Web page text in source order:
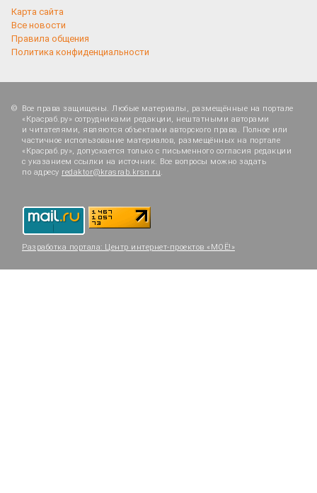
Карта сайта
Все новости
Правила общения
Политика конфиденциальности
Все права защищены. Любые материалы, размещённые на портале
«Красраб.ру» сотрудниками редакции, нештатными авторами
и читателями, являются объектами авторского права. Полное или
частичное использование материалов, размещённых на портале
«Красраб.ру», допускается только с письменного согласия редакции
с указанием ссылки на источник. Все вопросы можно задать
по адресу redaktor@krasrab.krsn.ru.
Разработка портала: Центр интернет-проектов «МОЁ!»